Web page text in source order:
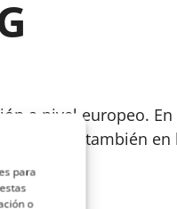
para
o
a nivel europeo.
también